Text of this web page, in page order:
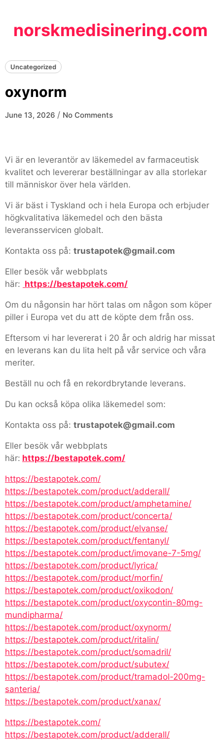
contentnorskmedisinering.com
Uncategorized
oxynorm
June 13, 2026 / No Comments
Vi är en leverantör av läkemedel av farmaceutisk
kvalitet och levererar beställningar av alla storlekar
till människor över hela världen.
Vi är bäst i Tyskland och i hela Europa och erbjuder
högkvalitativa läkemedel och den bästa
leveransservicen globalt.
Kontakta oss på: trustapotek@gmail.com
Eller besök vår webbplats
här: https://bestapotek.com/
Om du någonsin har hört talas om någon som köper
piller i Europa vet du att de köpte dem från oss.
Eftersom vi har levererat i 20 år och aldrig har missat
en leverans kan du lita helt på vår service och våra
meriter.
Beställ nu och få en rekordbrytande leverans.
Du kan också köpa olika läkemedel som:
Kontakta oss på: trustapotek@gmail.com
Eller besök vår webbplats
här: https://bestapotek.com/
https://bestapotek.com/
https://bestapotek.com/product/adderall/
https://bestapotek.com/product/amphetamine/
https://bestapotek.com/product/concerta/
https://bestapotek.com/product/elvanse/
https://bestapotek.com/product/fentanyl/
https://bestapotek.com/product/imovane-7-5mg/
https://bestapotek.com/product/lyrica/
https://bestapotek.com/product/morfin/
https://bestapotek.com/product/oxikodon/
https://bestapotek.com/product/oxycontin-80mg-
mundipharma/
https://bestapotek.com/product/oxynorm/
https://bestapotek.com/product/ritalin/
https://bestapotek.com/product/somadril/
https://bestapotek.com/product/subutex/
https://bestapotek.com/product/tramadol-200mg-
santeria/
https://bestapotek.com/product/xanax/
https://bestapotek.com/
https://bestapotek.com/product/adderall/